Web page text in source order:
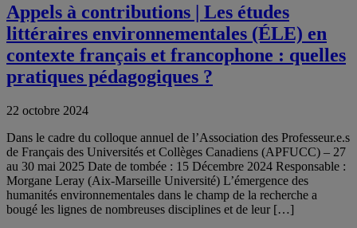
Appels à contributions | Les études
littéraires environnementales (ÉLE) en
contexte français et francophone : quelles
pratiques pédagogiques ?
22 octobre 2024
Dans le cadre du colloque annuel de l’Association des Professeur.e.s
de Français des Universités et Collèges Canadiens (APFUCC) – 27
au 30 mai 2025 Date de tombée : 15 Décembre 2024 Responsable :
Morgane Leray (Aix-Marseille Université) L’émergence des
humanités environnementales dans le champ de la recherche a
bougé les lignes de nombreuses disciplines et de leur […]